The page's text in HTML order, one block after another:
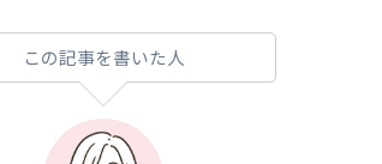
この記事を書いた人